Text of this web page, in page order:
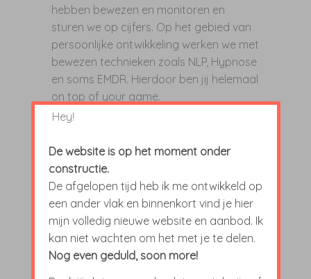
hebben bewezen en monitoren en
sturen we op cijfers. Op het gebied van
persoonlijke ontwikkeling werken we met
bewezen technieken zoals NLP, Hypnose
en soms EMDR. Hierdoor ben jij helemaal
on top of your game.
Impactvolle keuzes
Hey!
De website is op het moment onder
constructie.
De afgelopen tijd heb ik me ontwikkeld op
een ander vlak en binnenkort vind je hier
mijn volledig nieuwe website en aanbod. Ik
kan niet wachten om het met je te delen.
Nog even geduld, soon more!